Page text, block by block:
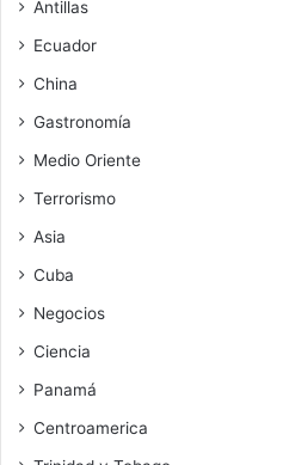
Antillas
Ecuador
China
Gastronomía
Medio Oriente
Terrorismo
Asia
Cuba
Negocios
Ciencia
Panamá
Centroamerica